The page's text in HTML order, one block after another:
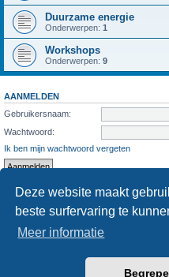
Deze website maakt
beste surfervaring te
Meer informatie
Duurzame energie
Onderwerpen: 1
Workshops
Onderwerpen: 9
AANMELDEN
Gebruikersnaam:
Wachtwoord:
Ik ben mijn wachtwoord vergeten
STATISTIEKEN
Aantal berichten1287• Aantal
phpBB®